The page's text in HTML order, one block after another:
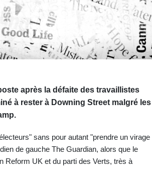
après la défaite des travaillistes
à rester à Downing Street malgré les
sans pour autant "prendre un virage
de gauche The Guardian, alors que le
Reform UK et du parti des Verts, très à